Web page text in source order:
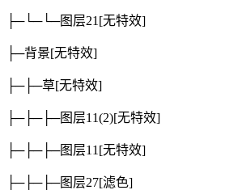
├─└─└─图层21 [无特效]
├─背景[无特效]
├─├─草[无特效]
├─├─├─图层11(2)[无特效]
├─├─├─图层11 [无特效]
├─├─├─图层27[滤色]